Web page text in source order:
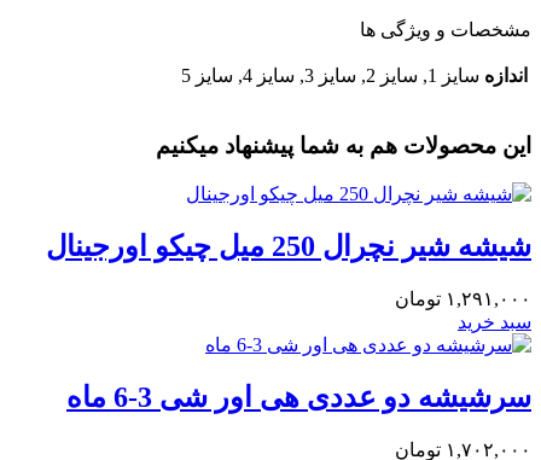
مشخصات و ویژگی ها
اندازه سایز 1, سایز 2, سایز 3, سایز 4, سایز 5
این محصولات هم به شما پیشنهاد میکنیم
شیشه شیر نچرال 250 میل چیکو اورجینال
۱,۲۹۱,۰۰۰ تومان
سبد خرید
سرشیشه دو عددی هی اور شی 3-6 ماه
۱,۷۰۲,۰۰۰ تومان